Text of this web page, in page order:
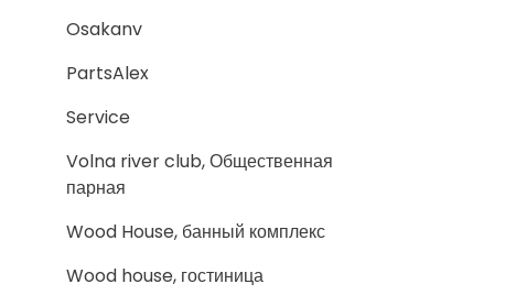
Osakanv
PartsAlex
Service
Volna river club, Общественная
парная
Wood House, банный комплекс
Wood house, гостиница